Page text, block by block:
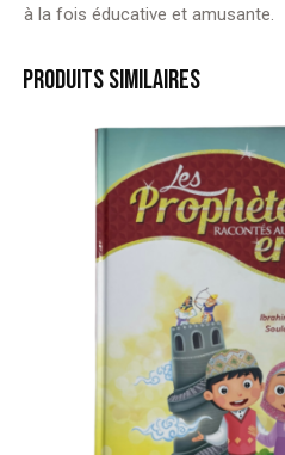
à la fois éducative et amusante.
PRODUITS SIMILAIRES